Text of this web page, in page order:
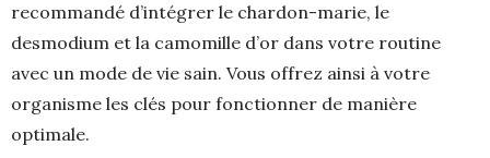
recommandé d’intégrer le chardon-marie, le
desmodium et la camomille d’or dans votre routine
avec un mode de vie sain. Vous offrez ainsi à votre
organisme les clés pour fonctionner de manière
optimale.